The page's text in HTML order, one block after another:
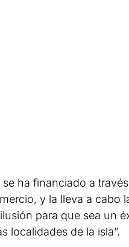
se ha financiado a
y la lleva a cabo
para que sea un
localidades de la isla”.